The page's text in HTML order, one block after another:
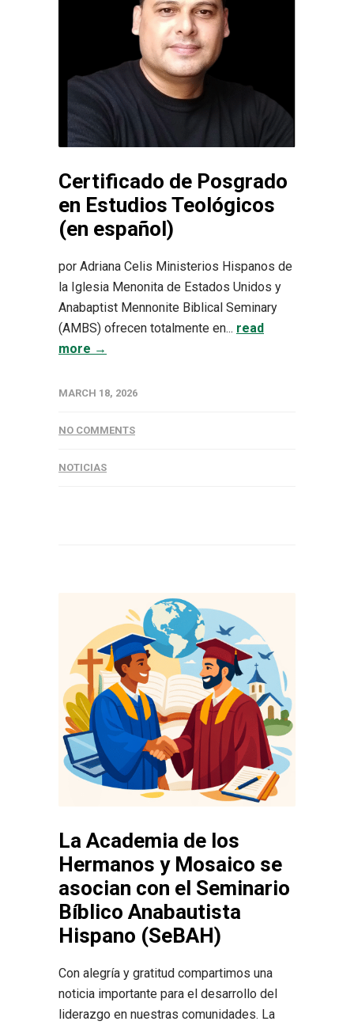
Certificado de Posgrado
en Estudios Teológicos
(en español)
por Adriana Celis Ministerios Hispanos de
la Iglesia Menonita de Estados Unidos y
Anabaptist Mennonite Biblical Seminary
(AMBS) ofrecen totalmente en... read
more →
MARCH 18, 2026
NO COMMENTS
NOTICIAS
La Academia de los
Hermanos y Mosaico se
asocian con el Seminario
Bíblico Anabautista
Hispano (SeBAH)
Con alegría y gratitud compartimos una
noticia importante para el desarrollo del
liderazgo en nuestras comunidades. La